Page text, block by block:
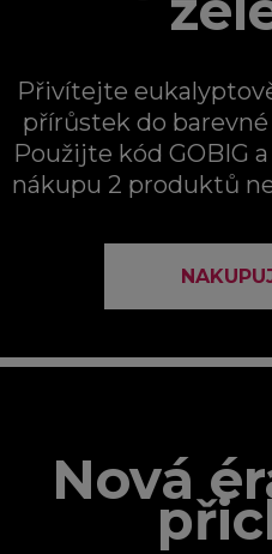
Přivítejte
přírůstek do
Použijte kód GOBIG
nákupu 2 produktů
Nová